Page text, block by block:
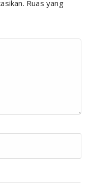
Ruas yang